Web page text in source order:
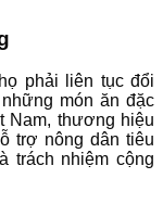
phải liên tục đổi
món ăn đặc
Nam, thương hiệu
trợ nông dân tiêu
trách nhiệm cộng